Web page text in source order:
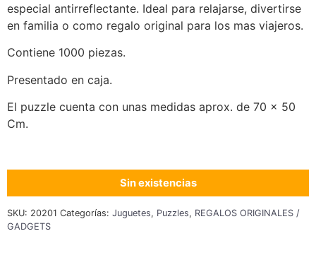
especial antirreflectante. Ideal para relajarse, divertirse
en familia o como regalo original para los mas viajeros.
Contiene 1000 piezas.
Presentado en caja.
El puzzle cuenta con unas medidas aprox. de 70 x 50
Cm.
Sin existencias
SKU: 20201 Categorías: Juguetes, Puzzles, REGALOS ORIGINALES /
GADGETS